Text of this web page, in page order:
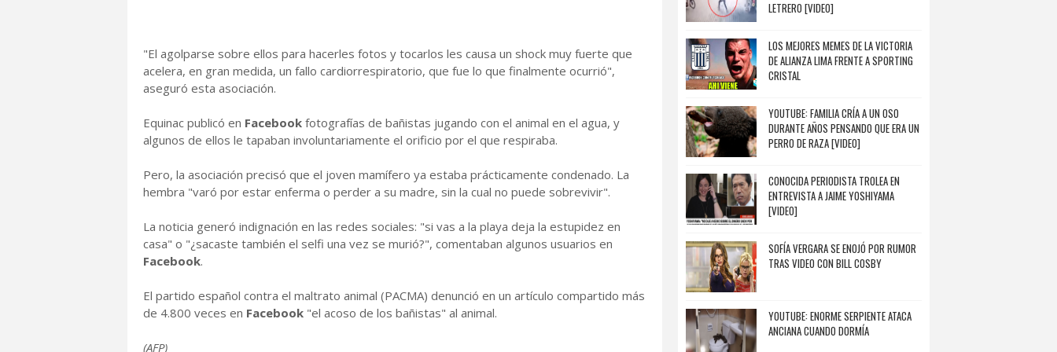
"El agolparse sobre ellos para hacerles fotos y tocarlos les causa un shock muy fuerte que
acelera, en gran medida, un fallo cardiorrespiratorio, que fue lo que finalmente ocurrió",
aseguró esta asociación.
Equinac publicó en Facebook fotografías de bañistas jugando con el animal en el agua, y
algunos de ellos le tapaban involuntariamente el orificio por el que respiraba.
Pero, la asociación precisó que el joven mamífero ya estaba prácticamente condenado. La
hembra "varó por estar enferma o perder a su madre, sin la cual no puede sobrevivir".
La noticia generó indignación en las redes sociales: "si vas a la playa deja la estupidez en
casa" o "¿sacaste también el selfi una vez se murió?", comentaban algunos usuarios en
Facebook.
El partido español contra el maltrato animal (PACMA) denunció en un artículo compartido más
de 4.800 veces en Facebook "el acoso de los bañistas" al animal.
(AFP)
LETRERO [VIDEO]
LOS MEJORES MEMES DE LA VICTORIA
DE ALIANZA LIMA FRENTE A SPORTING
CRISTAL
YOUTUBE: FAMILIA CRÍA A UN OSO
DURANTE AÑOS PENSANDO QUE ERA UN
PERRO DE RAZA [VIDEO]
CONOCIDA PERIODISTA TROLEA EN
ENTREVISTA A JAIME YOSHIYAMA
[VIDEO]
SOFÍA VERGARA SE ENOJÓ POR RUMOR
TRAS VIDEO CON BILL COSBY
YOUTUBE: ENORME SERPIENTE ATACA
ANCIANA CUANDO DORMÍA